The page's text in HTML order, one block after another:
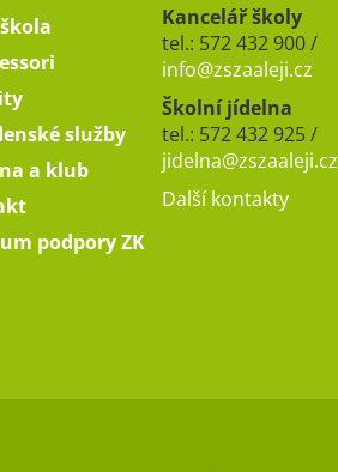
služby
a klub
podpory ZK
Kancelář školy
tel.: 572 432 900 /
info@zszaaleji.cz
Školní jídelna
tel.: 572 432 925 /
jidelna@zszaaleji.cz
Další kontakty